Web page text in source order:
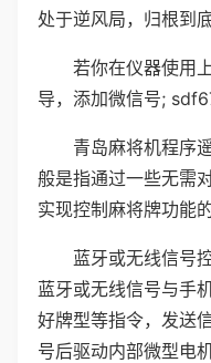
处于逆风局，归根到
若你在仪器使用
导，添加微信号;
青岛麻将机程序
般是指通过一些无需
实现控制麻将牌功能
蓝牙或无线信号
蓝牙或无线信号与手
好牌型等指令，发送
号后驱动内部微型电